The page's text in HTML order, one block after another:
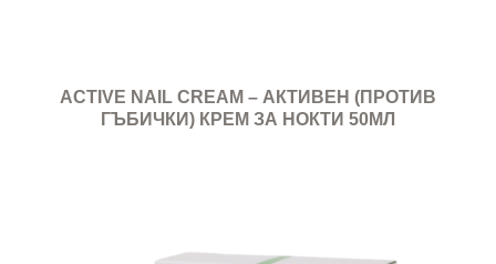
ACTIVE NAIL CREAM – АКТИВЕН (ПРОТИВ
ГЪБИЧКИ) КРЕМ ЗА НОКТИ 50МЛ